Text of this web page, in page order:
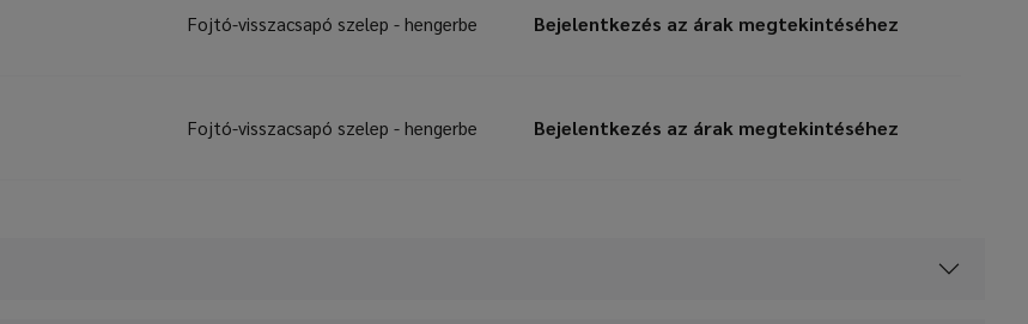
Fojtó-visszacsapó szelep - hengerbe Bejelentkezés az árak megtekintéséhez
Fojtó-visszacsapó szelep - hengerbe Bejelentkezés az árak megtekintéséhez